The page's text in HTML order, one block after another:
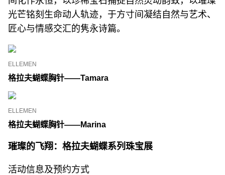
光芒铭刻生命动人轨迹，于方寸间凝结自然与艺术、
匠心与情感交汇的隽永诗篇。
ELLEMEN
格拉夫蝴蝶胸针——Tamara
ELLEMEN
格拉夫蝴蝶胸针——Marina
璀璨的飞翔：格拉夫蝴蝶系列珠宝展
活动信息及预约方式